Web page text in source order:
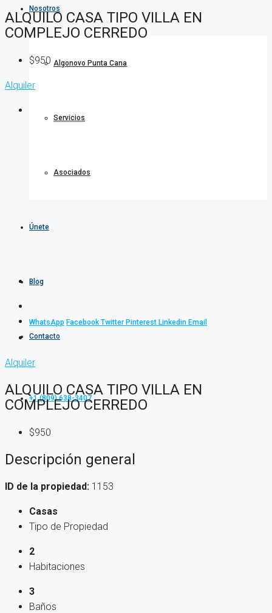
Nosotros
Algonovo Punta Cana
Servicios
Asociados
Únete
Blog
Contacto
+1 (809) 638-3407
ALQUILO CASA TIPO VILLA EN
COMPLEJO CERREDO
$950
Alquiler
WhatsApp Facebook Twitter Pinterest Linkedin Email
Alquiler
ALQUILO CASA TIPO VILLA EN
COMPLEJO CERREDO
$950
Descripción general
ID de la propiedad: 1153
Casas
Tipo de Propiedad
2
Habitaciones
3
Baños